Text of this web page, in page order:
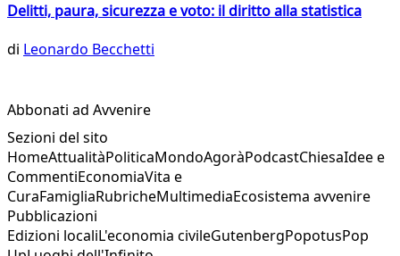
Delitti, paura, sicurezza e voto: il diritto alla statistica
di Leonardo Becchetti
Abbonati ad Avvenire
Sezioni del sito
HomeAttualitàPoliticaMondoAgoràPodcastChiesaIdee e
CommentiEconomiaVita e
CuraFamigliaRubricheMultimediaEcosistema avvenire
Pubblicazioni
Edizioni localiL'economia civileGutenbergPopotusPop